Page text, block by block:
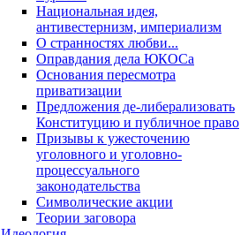
Национальная идея,
антивестернизм, империализм
О странностях любви...
Оправдания дела ЮКОСа
Основания пересмотра
приватизации
Предложения де-либерализовать
Конституцию и публичное право
Призывы к ужесточению
уголовного и уголовно-
процессуального
законодательства
Символические акции
Теории заговора